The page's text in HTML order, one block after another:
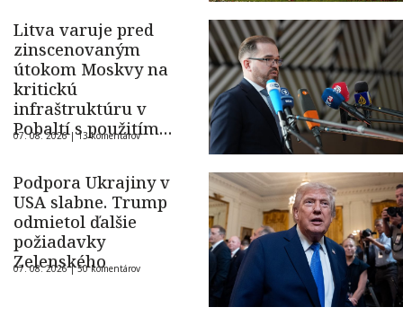
Litva varuje pred
zinscenovaným
útokom Moskvy na
kritickú
infraštruktúru v
Pobaltí s použitím
ukrajinského dronu
07. 08. 2026 |13 komentárov
Podpora Ukrajiny v
USA slabne. Trump
odmietol ďalšie
požiadavky
Zelenského
07. 08. 2026 |50 komentárov